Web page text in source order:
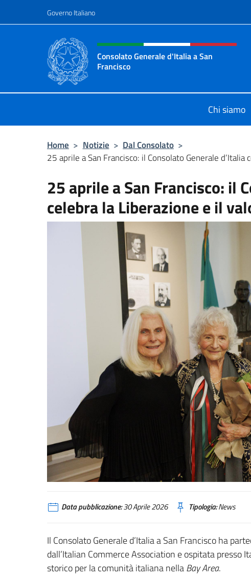
Governo Italiano
Intestazione sito, social e
Consolato Generale d'Italia a San
Francisco
Chi siamo
Home > Notizie > Dal Consolato >
25 aprile a San Francisco: il Consolato Generale d’Italia
25 aprile a San Francisco: il
celebra la Liberazione e il
Data pubblicazione:30 Aprile 2026 Tipologia:News
Il Consolato Generale d’Italia a San Francisco ha
dall’Italian Commerce Association e ospitata
storico per la comunità italiana nellaBay Area.